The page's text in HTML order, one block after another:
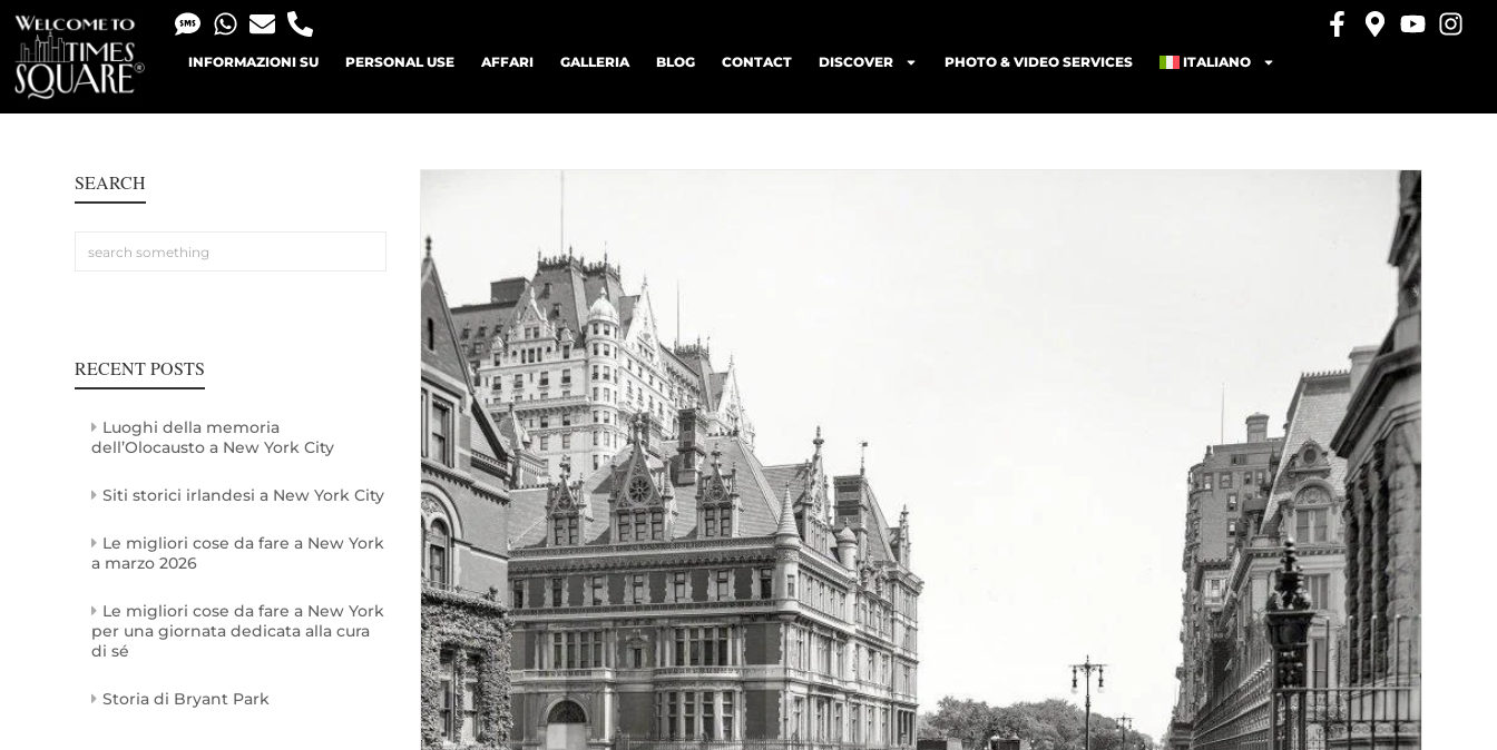
INFORMAZIONI SU PERSONAL USE AFFARI GALLERIA BLOG CONTACT DISCOVER PHOTO & VIDEO SERVICES ITALIANO
SEARCH
RECENT POSTS
Luoghi della memoria
dell’Olocausto a New York City
Siti storici irlandesi a New York City
Le migliori cose da fare a New York
a marzo 2026
Le migliori cose da fare a New York
per una giornata dedicata alla cura
di sé
Storia di Bryant Park